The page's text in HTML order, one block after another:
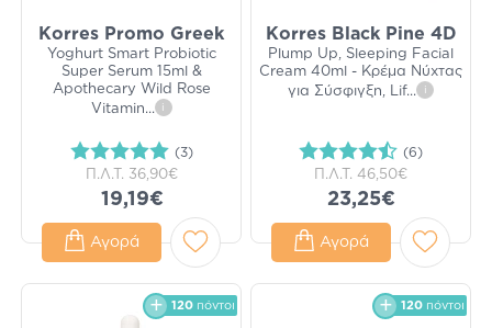
Korres Promo Greek
Yoghurt Smart Probiotic
Super Serum 15ml &
Apothecary Wild Rose
Vitamin... i
(3)
Π.Λ.Τ. 36,90€
19,19€
Αγορά
Korres Black Pine 4D
Plump Up, Sleeping Facial
Cream 40ml - Κρέμα Νύχτας
για Σύσφιγξη, Lif... i
(6)
Π.Λ.Τ. 46,50€
23,25€
Αγορά
120 πόντοι 120 πόντοι